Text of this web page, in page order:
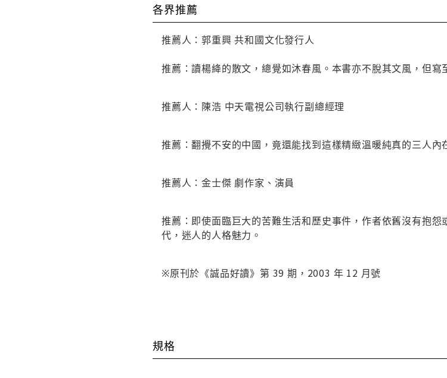
各界推薦
推薦人：郭重興 共和國文化發行人
推薦：讀楊絳的散文，總覺如沐春風。本書亦不脫其文風，但
推薦人：陳浩 中天電視公司執行副總經理
推薦：翻攪不安的中國，竟還能找到這樣精緻溫暖純真的三人
推薦人：金士傑 劇作家、演員
推薦：即使面臨巨大的苦難生活和歷史事件，作者依舊沒有抱
代，迷人的人格魅力。
※原刊於《誠品好讀》第 39 期，2003 年 12 月號
規格